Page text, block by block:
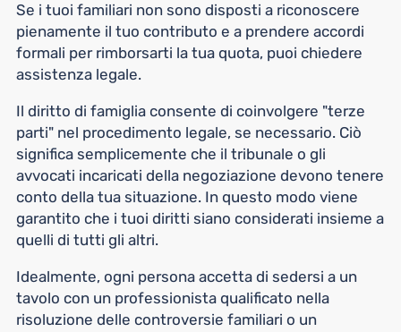
Se i tuoi familiari non sono disposti a riconoscere
pienamente il tuo contributo e a prendere accordi
formali per rimborsarti la tua quota, puoi chiedere
assistenza legale.
Il diritto di famiglia consente di coinvolgere "terze
parti" nel procedimento legale, se necessario. Ciò
significa semplicemente che il tribunale o gli
avvocati incaricati della negoziazione devono tenere
conto della tua situazione. In questo modo viene
garantito che i tuoi diritti siano considerati insieme a
quelli di tutti gli altri.
Idealmente, ogni persona accetta di sedersi a un
tavolo con un professionista qualificato nella
risoluzione delle controversie familiari o un